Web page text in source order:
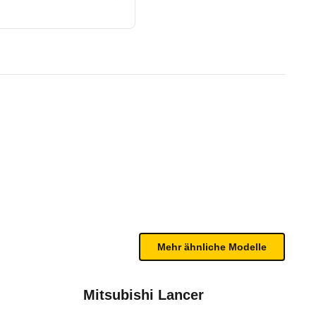
Fahrzeug.
sind, entnehmen Sie bitte dem Rückruf, da
Mitsubishi Lancer
Mehr ähnliche Modelle